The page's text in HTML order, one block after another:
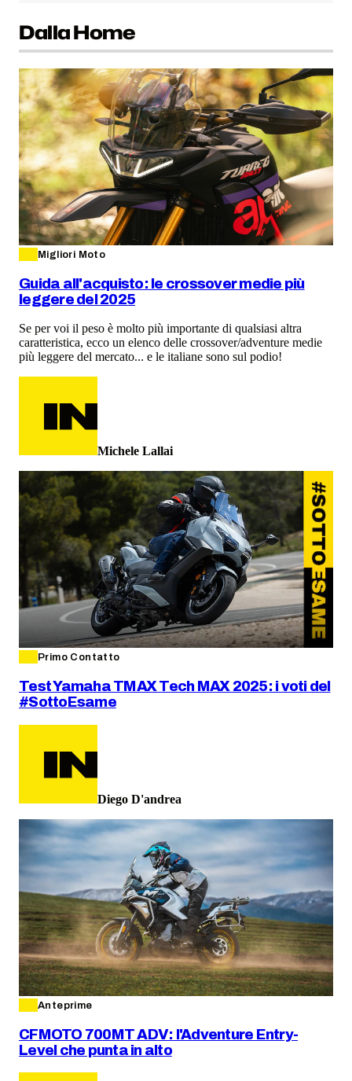
Dalla Home
Migliori Moto
Guida all'acquisto: le crossover medie più
leggere del 2025
Se per voi il peso è molto più importante di qualsiasi altra
caratteristica, ecco un elenco delle crossover/adventure medie
più leggere del mercato... e le italiane sono sul podio!
Michele Lallai
Primo Contatto
Test Yamaha TMAX Tech MAX 2025: i voti del
#SottoEsame
Diego D'andrea
Anteprime
CFMOTO 700MT ADV: l'Adventure Entry-
Level che punta in alto